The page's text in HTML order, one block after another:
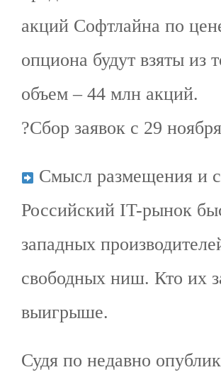
акций Софтлайна по
опциона будут взяты
объем – 44 млн акций.
?Сбор заявок с 29
Смысл размещения и
Российский IT-рынок
западных
свободных ниш. Кто их
выигрыше.
Судя по недавно